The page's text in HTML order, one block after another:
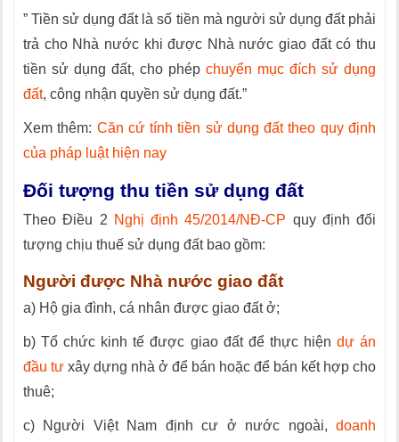
” Tiền sử dụng đất là số tiền mà người sử dụng đất phải
trả cho Nhà nước khi được Nhà nước giao đất có thu
tiền sử dụng đất, cho phép chuyển mục đích sử dụng
đất, công nhận quyền sử dụng đất.”
Xem thêm: Căn cứ tính tiền sử dụng đất theo quy định
của pháp luật hiện nay
Đối tượng thu tiền sử dụng đất
Theo Điều 2 Nghị định 45/2014/NĐ-CP quy định đối
tượng chịu thuế sử dụng đất bao gồm:
Người được Nhà nước giao đất
a) Hộ gia đình, cá nhân được giao đất ở;
b) Tổ chức kinh tế được giao đất để thực hiện dự án
đầu tư xây dựng nhà ở để bán hoặc để bán kết hợp cho
thuê;
c) Người Việt Nam định cư ở nước ngoài, doanh